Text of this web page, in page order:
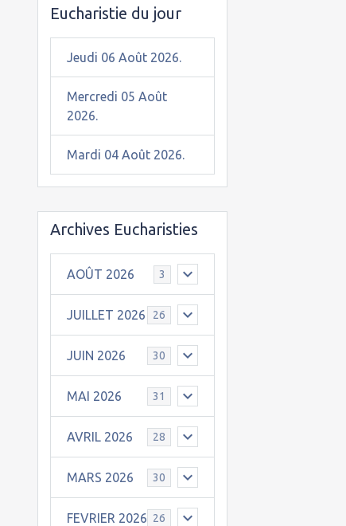
Eucharistie du jour
Jeudi 06 Août 2026.
Mercredi 05 Août
2026.
Mardi 04 Août 2026.
Archives Eucharisties
AOÛT 2026 3
JUILLET 2026 26
JUIN 2026 30
MAI 2026 31
AVRIL 2026 28
MARS 2026 30
FEVRIER 2026 26